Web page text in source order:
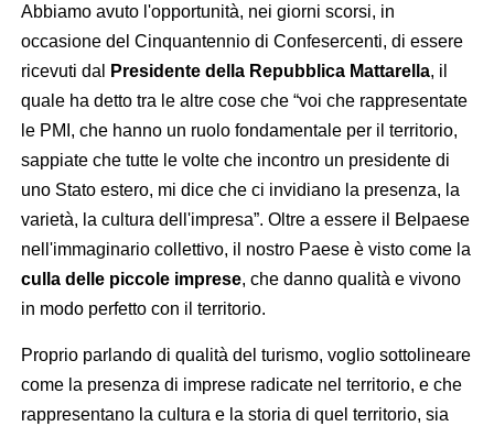
Abbiamo avuto l'opportunità, nei giorni scorsi, in
occasione del Cinquantennio di Confesercenti, di essere
ricevuti dal
Presidente della Repubblica Mattarella, il
quale ha detto tra le altre cose che “voi che rappresentate
le PMI, che hanno un ruolo fondamentale per il territorio,
sappiate che tutte le volte che incontro un presidente di
uno Stato estero, mi dice che ci invidiano la presenza, la
varietà, la cultura dell'impresa”. Oltre a essere il Belpaese
nell'immaginario collettivo, il nostro Paese è visto come la
culla delle piccole imprese, che danno qualità e vivono
in modo perfetto con il territorio.
Proprio parlando di qualità del turismo, voglio sottolineare
come la presenza di imprese radicate nel territorio, e che
rappresentano la cultura e la storia di quel territorio, sia